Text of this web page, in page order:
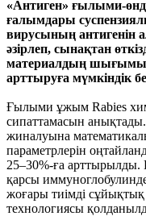
«Антиген» ғылыми-
ғалымдары
вирусының антигенін
әзірлеп, сынақтан
материалдың
арттыруға мүмкіндік
Ғылыми ұжым Rabies
сипаттамасын
жиналуына
параметрлерін
25–30%-ға арттырылды.
қарсы
жоғары тиімді
технологиясы